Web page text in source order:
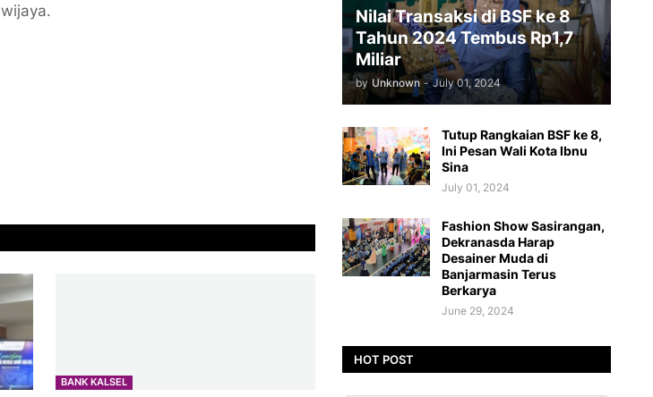
BANK KALSEL
Nilai Transaksi di BSF ke 8
Tahun 2024 Tembus Rp1,7
Miliar
by Unknown - July 01, 2024
Tutup Rangkaian BSF ke 8,
Ini Pesan Wali Kota Ibnu
Sina
July 01, 2024
Fashion Show Sasirangan,
Dekranasda Harap
Desainer Muda di
Banjarmasin Terus
Berkarya
June 29, 2024
HOT POST